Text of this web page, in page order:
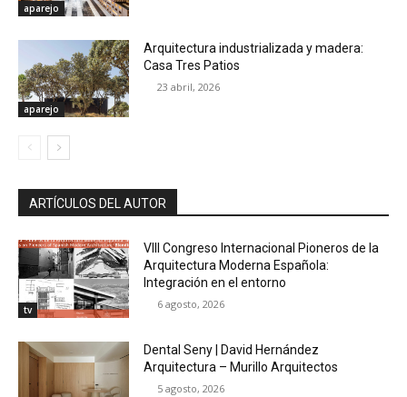
aparejo
aparejo
Arquitectura industrializada y madera:
Casa Tres Patios
23 abril, 2026
ARTÍCULOS DEL AUTOR
tv
VIII Congreso Internacional Pioneros de la
Arquitectura Moderna Española:
Integración en el entorno
6 agosto, 2026
Dental Seny | David Hernández
Arquitectura – Murillo Arquitectos
5 agosto, 2026